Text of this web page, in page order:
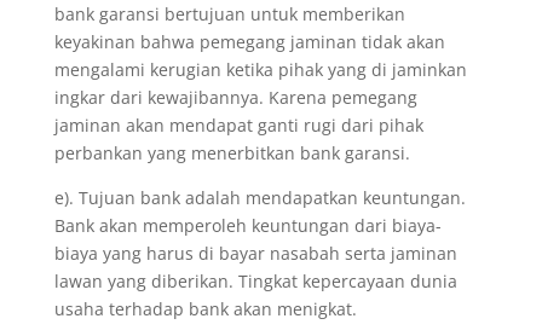
bank garansi bertujuan untuk memberikan
keyakinan bahwa pemegang jaminan tidak akan
mengalami kerugian ketika pihak yang di jaminkan
ingkar dari kewajibannya. Karena pemegang
jaminan akan mendapat ganti rugi dari pihak
perbankan yang menerbitkan bank garansi.
e). Tujuan bank adalah mendapatkan keuntungan.
Bank akan memperoleh keuntungan dari biaya-
biaya yang harus di bayar nasabah serta jaminan
lawan yang diberikan. Tingkat kepercayaan dunia
usaha terhadap bank akan menigkat.